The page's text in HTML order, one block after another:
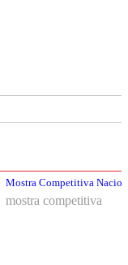
Mostra Competitiva
mostra competitiva